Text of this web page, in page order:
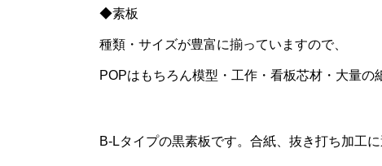
◆素板
種類・サイズが豊富に揃っていますので、
POPはもちろん模型・工作・看板芯材・大量の
B-Lタイプの黒素板です。合紙、抜き打ち加工に